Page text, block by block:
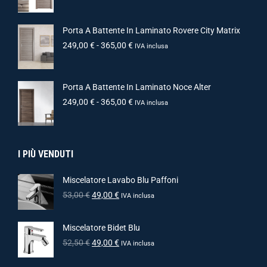
Porta A Battente In Laminato Rovere City Matrix
249,00 €-365,00 € IVA inclusa
Porta A Battente In Laminato Noce Alter
249,00 €-365,00 € IVA inclusa
I PIÙ VENDUTI
Miscelatore Lavabo Blu Paffoni
53,00€49,00 € IVA inclusa
Miscelatore Bidet Blu
52,50€49,00 € IVA inclusa